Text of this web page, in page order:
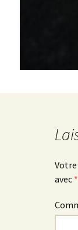
Votre
avec *